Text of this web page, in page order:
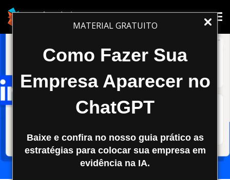
MATERIAL GRATUITO
Como Fazer Sua
Empresa Aparecer no
ChatGPT
Baixe e confira no nosso guia prático as
estratégias para colocar sua empresa em
evidência na IA.